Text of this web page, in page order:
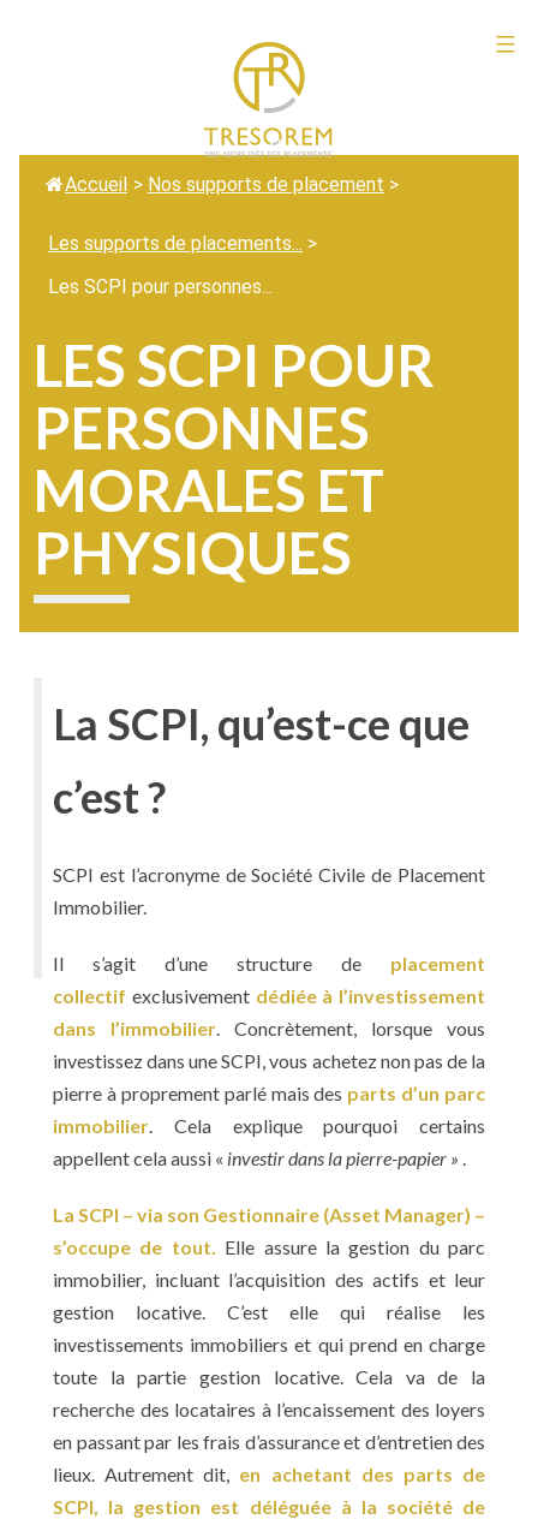
Accueil > Nos supports de placement >
Les supports de placements... >
Les SCPI pour personnes...
LES SCPI POUR
PERSONNES
MORALES ET
PHYSIQUES
La SCPI, qu’est-ce que
c’est ?
SCPI est l’acronyme de Société Civile de Placement
Immobilier.
Il s’agit d’une structure de placement
collectif exclusivement dédiée à l’investissement
dans l’immobilier . Concrètement, lorsque vous
investissez dans une SCPI, vous achetez non pas de la
pierre à proprement parlé mais des parts d’un parc
immobilier . Cela explique pourquoi certains
appellent cela aussi « investir dans la pierre-papier »
La SCPI – via son Gestionnaire (Asset Manager) –
s’occupe de tout.
Elle assure la gestion du parc
immobilier, incluant l’acquisition des actifs et leur
gestion locative. C’est elle qui réalise les
investissements immobiliers et qui prend en charge
toute la partie gestion locative. Cela va de la
recherche des locataires à l’encaissement des loyers
en passant par les frais d’assurance et d’entretien des
lieux. Autrement dit, en achetant des parts de
SCPI, la gestion est déléguée à la société de